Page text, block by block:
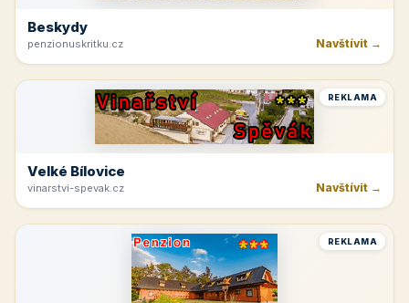
Beskydy
penzionuskritku.cz Navštívit →
REKLAMA
Velké Bílovice
vinarstvi-spevak.cz Navštívit →
REKLAMA